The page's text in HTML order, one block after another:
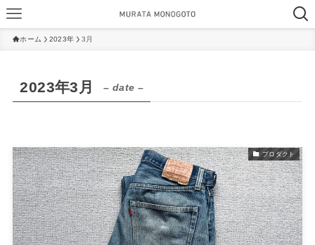
ホーム 2023年 3月
2023年3月 – date –
プロダクト